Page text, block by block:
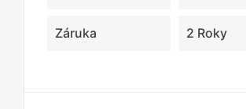
Záruka 2 Roky